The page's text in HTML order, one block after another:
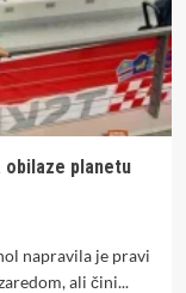
obilaze planetu
napravila je pravi
ali čini...